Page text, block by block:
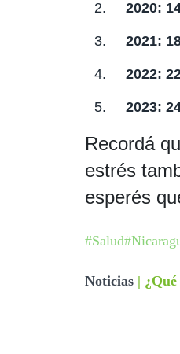
2020:
2021:
2022:
2023:
Recordá
estrés
esperés
#Salud
Noticias|